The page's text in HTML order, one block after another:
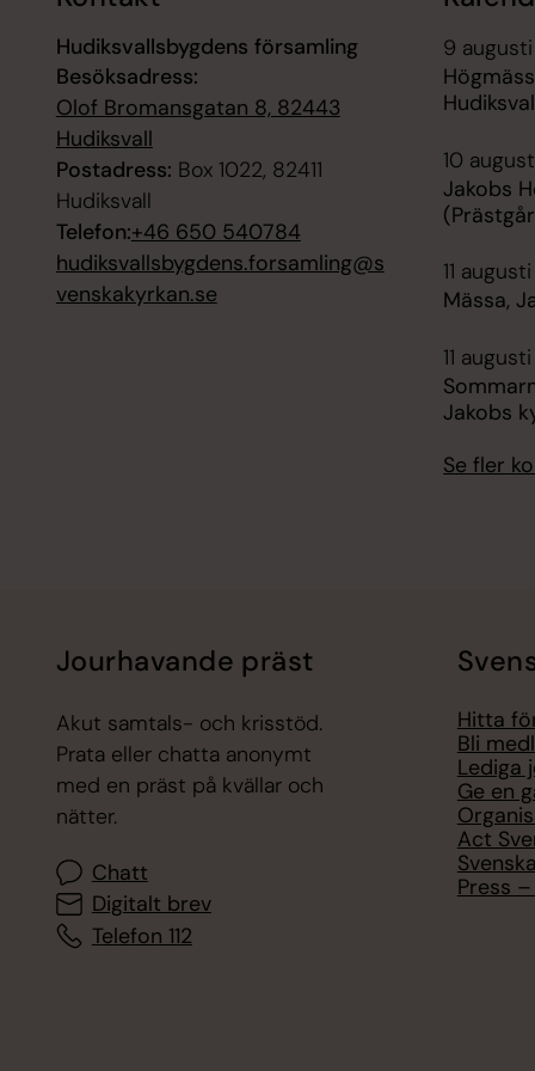
Hudiksvallsbygdens församling
Besöksadress:
Olof Bromansgatan 8, 82443
Hudiksvall
Postadress: Box 1022, 82411
Hudiksvall
Telefon:+46 650 540784
hudiksvallsbygdens.forsamling@s
venskakyrkan.se
9 augusti
10
Jakobs
11 augusti
Mässa,
11
Jakobs
Se fler
Jourhavande präst
Akut samtals- och krisstöd.
Prata eller chatta anonymt
med en präst på kvällar och
nätter.
Chatt
Digitalt brev
Telefon 112
Hitta
Bli
Lediga
Ge en
Act
Press